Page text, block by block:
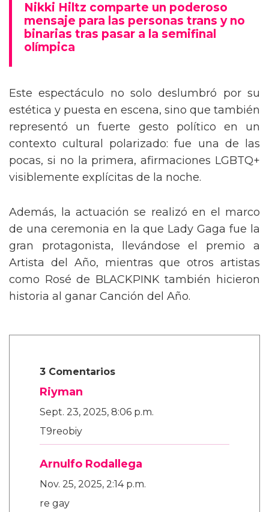
Nikki Hiltz comparte un poderoso
mensaje para las personas trans y no
binarias tras pasar a la semifinal
olímpica
Este espectáculo no solo deslumbró por su
estética y puesta en escena, sino que también
representó un fuerte gesto político en un
contexto cultural polarizado: fue una de las
pocas, si no la primera, afirmaciones LGBTQ+
visiblemente explícitas de la noche.
Además, la actuación se realizó en el marco
de una ceremonia en la que Lady Gaga fue la
gran protagonista, llevándose el premio a
Artista del Año, mientras que otros artistas
como Rosé de BLACKPINK también hicieron
historia al ganar Canción del Año.
3 Comentarios
Riyman
Sept. 23, 2025, 8:06 p.m.
T9reobiy
Arnulfo Rodallega
Nov. 25, 2025, 2:14 p.m.
re gay